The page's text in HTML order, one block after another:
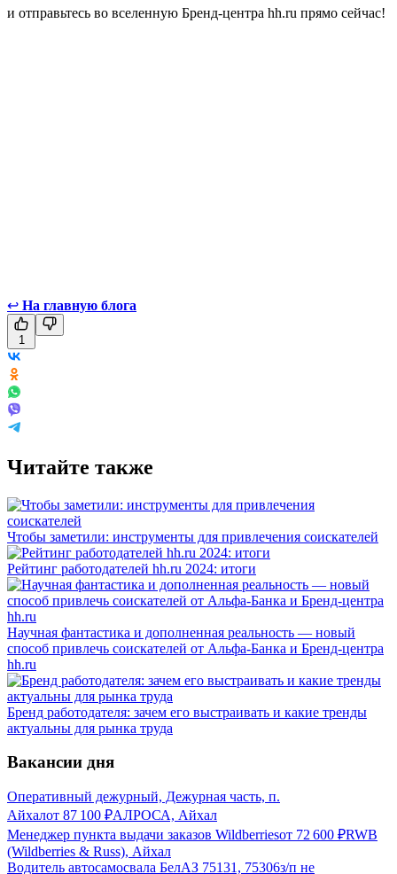
и отправьтесь во вселенную Бренд-центра hh.ru прямо сейчас!
↩ На главную блога
1
Читайте также
Чтобы заметили: инструменты для привлечения соискателей
Рейтинг работодателей hh.ru 2024: итоги
Научная фантастика и дополненная реальность — новый
способ привлечь соискателей от Альфа-Банка и Бренд-центра
hh.ru
Бренд работодателя: зачем его выстраивать и какие тренды
актуальны для рынка труда
Вакансии дня
Оперативный дежурный, Дежурная часть, п.
Айхалот 87 100 ₽АЛРОСА, Айхал
Менеджер пункта выдачи заказов Wildberriesот 72 600 ₽RWB
(Wildberries & Russ), Айхал
Водитель автосамосвала БелАЗ 75131, 75306з/п не